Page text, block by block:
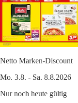
Netto Marken-Discount
Mo. 3.8. - Sa. 8.8.2026
Nur noch heute gültig